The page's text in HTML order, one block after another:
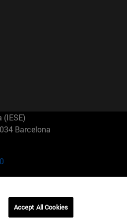
(IESE)
Barcelona
Brasil
Accept All Cookies